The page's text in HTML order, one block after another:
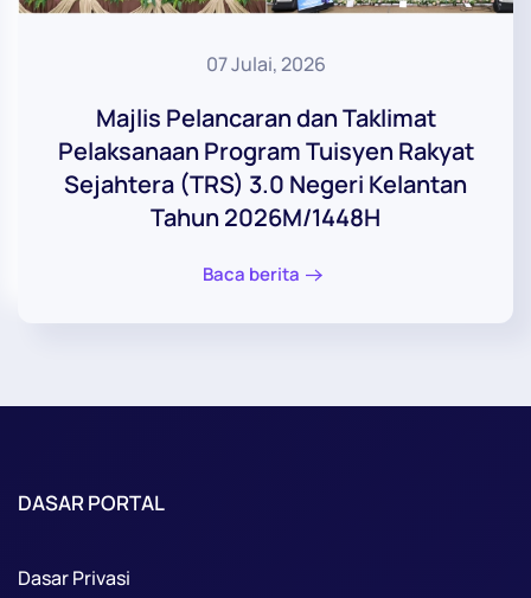
07 Julai, 2026
Majlis Pelancaran dan Taklimat
Pelaksanaan Program Tuisyen Rakyat
Sejahtera (TRS) 3.0 Negeri Kelantan
Tahun 2026M/1448H
Baca berita
DASAR PORTAL
Dasar Privasi